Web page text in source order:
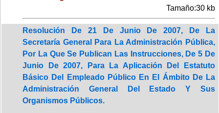
Tamaño:30 kb
Resolución De 21 De Junio De 2007, De La
Secretaría General Para La Administración Pública,
Por La Que Se Publican Las Instrucciones, De 5 De
Junio De 2007, Para La Aplicación Del Estatuto
Básico Del Empleado Público En El Ámbito De La
Administración General Del Estado Y Sus
Organismos Públicos.